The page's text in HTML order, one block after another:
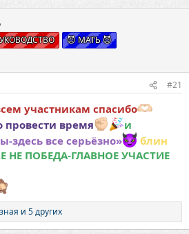
😈 МАТЬ 😈
#21
участникам спасибо
время
и
здесь все серьёзно»
блин
НЕ ПОБЕДА-ГЛАВНОЕ УЧАСТИЕ
и 5 других